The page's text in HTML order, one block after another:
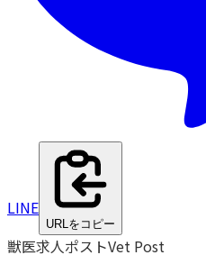
LINE
URLをコピー
獣医求人ポストVet Post